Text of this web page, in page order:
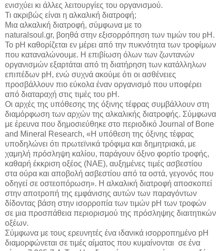
ενισχύει κι άλλες λειτουργίες του οργανισμού.
Τι ακριβώς είναι η αλκαλική διατροφή;
Μια αλκαλική διατροφή, σύμφωνα με το
naturalsoul.gr, βοηθά στην εξισορρόπηση των τιμών του pH.
Το pH καθορίζεται εν μέρει από την πυκνότητα των τροφίμων
που καταναλώνουμε. Η επιβίωση όλων των ζωντανών
οργανισμών εξαρτάται από τη διατήρηση των κατάλληλων
επιπέδων pΗ, ενώ συχνά ακούμε ότι οι ασθένειες
προσβάλλουν πιο εύκολα έναν οργανισμό που υποφέρει
από διαταραχή στις τιμές του pH.
Οι αρχές της υπόθεσης της όξινης τέφρας συμβάλλουν στη
διαμόρφωση των αρχών της αλκαλικής διατροφής. Σύμφωνα
με έρευνα που δημοσιεύθηκε στο περιοδικό Journal of Bone
and Mineral Research, «Η υπόθεση της όξινης τέφρας
υποδηλώνει ότι πρωτεϊνικά τρόφιμα και δημητριακά, με
χαμηλή πρόσληψη καλίου, παράγουν όξινο φορτίο τροφής,
καθαρή έκκριση οξέος (NAE), αυξημένες τιμές ασβεστίου
στα ούρα και αποβολή ασβεστίου από τα οστά, γεγονός που
οδηγεί σε οστεοπόρωση». Η αλκαλική διατροφή αποσκοπεί
στην αποτροπή της εμφάνισης αυτών των παραγόντων
δίδοντας βάση στην ισορροπία των τιμών pH των τροφών
σε μια προσπάθεια περιορισμού της πρόσληψης διαιτητικών
οξέων.
Σύμφωνα με τους ερευνητές ένα ιδανικά ισορροπημένο pH
διαμορφώνεται σε τιμές αίματος που κυμαίνονται σε ένα